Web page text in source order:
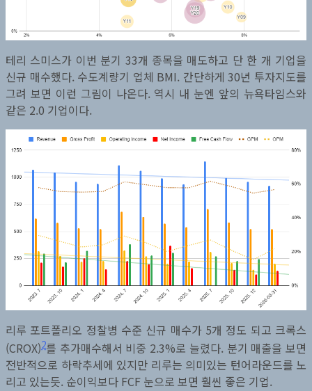
테리 스미스가 이번 분기 33개 종목을 매도하고 단 한 개 기업을
신규 매수했다. 수도계량기 업체 BMI. 간단하게 30년 투자지도를
그려 보면 이런 그림이 나온다. 역시 내 눈엔 앞의 뉴욕타임스와
같은 2.0 기업이다.
리루 포트폴리오 정찰병 수준 신규 매수가 5개 정도 되고 크록스
(CROX)2를 추가매수해서 비중 2.3%로 늘렸다. 분기 매출을 보면
전반적으로 하락추세에 있지만 리루는 의미있는 턴어라운드를 노
리고 있는듯. 순이익보다 FCF 눈으로 보면 훨씬 좋은 기업.